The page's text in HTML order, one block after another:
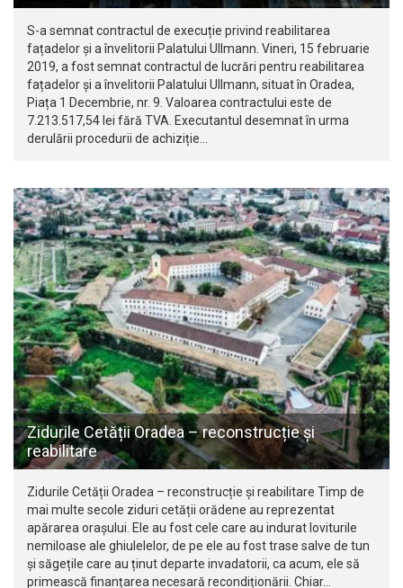
S-a semnat contractul de execuție privind reabilitarea
fațadelor și a învelitorii Palatului Ullmann. Vineri, 15 februarie
2019, a fost semnat contractul de lucrări pentru reabilitarea
fațadelor și a învelitorii Palatului Ullmann, situat în Oradea,
Piața 1 Decembrie, nr. 9. Valoarea contractului este de
7.213.517,54 lei fără TVA. Executantul desemnat în urma
derulării procedurii de achiziție…
Zidurile Cetății Oradea – reconstrucție și
reabilitare
Zidurile Cetății Oradea – reconstrucție și reabilitare Timp de
mai multe secole ziduri cetății orădene au reprezentat
apărarea orașului. Ele au fost cele care au indurat loviturile
nemiloase ale ghiulelelor, de pe ele au fost trase salve de tun
și săgețile care au ținut departe invadatorii, ca acum, ele să
primească finanțarea necesară recondiționării. Chiar…